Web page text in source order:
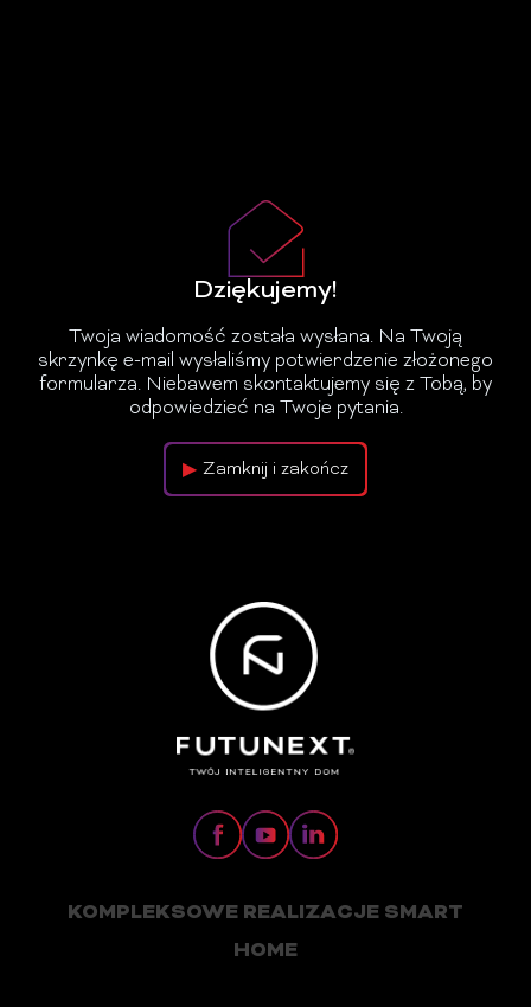
Dziękujemy!
Twoja wiadomość została wysłana. Na Twoją
skrzynkę e-mail wysłaliśmy potwierdzenie złożonego
formularza. Niebawem skontaktujemy się z Tobą, by
odpowiedzieć na Twoje pytania.
Zamknij i zakończ
KOMPLEKSOWE REALIZACJE SMART
HOME